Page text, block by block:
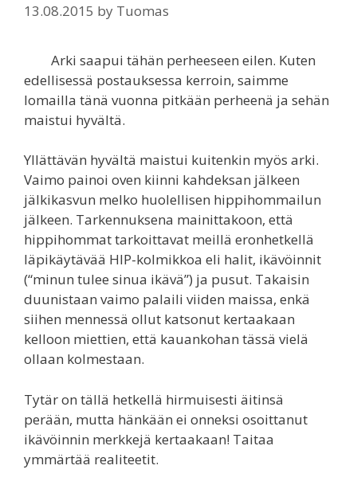
13.08.2015 by Tuomas
Arki saapui tähän perheeseen eilen. Kuten
edellisessä postauksessa kerroin, saimme
lomailla tänä vuonna pitkään perheenä ja sehän
maistui hyvältä.
Yllättävän hyvältä maistui kuitenkin myös arki.
Vaimo painoi oven kiinni kahdeksan jälkeen
jälkikasvun melko huolellisen hippihommailun
jälkeen. Tarkennuksena mainittakoon, että
hippihommat tarkoittavat meillä eronhetkellä
läpikäytävää HIP-kolmikkoa eli halit, ikävöinnit
(“minun tulee sinua ikävä”) ja pusut. Takaisin
duunistaan vaimo palaili viiden maissa, enkä
siihen mennessä ollut katsonut kertaakaan
kelloon miettien, että kauankohan tässä vielä
ollaan kolmestaan.
Tytär on tällä hetkellä hirmuisesti äitinsä
perään, mutta hänkään ei onneksi osoittanut
ikävöinnin merkkejä kertaakaan! Taitaa
ymmärtää realiteetit.